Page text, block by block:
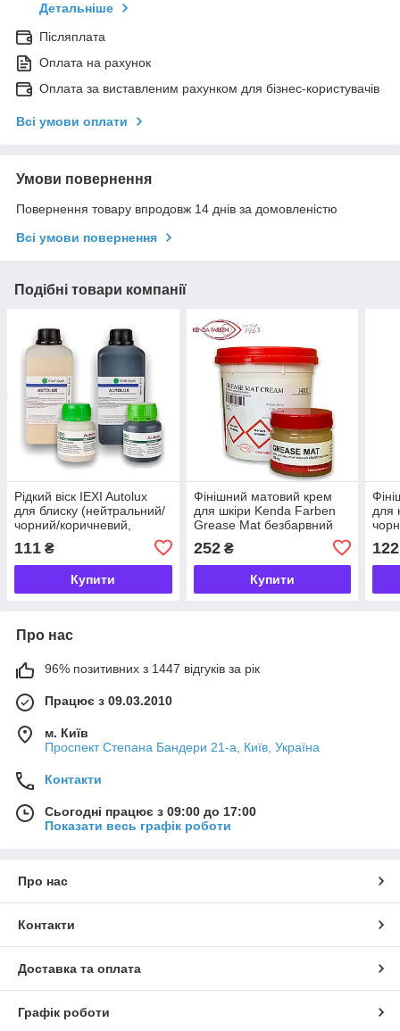
Детальніше
Післяплата
Оплата на рахунок
Оплата за виставленим рахунком для бізнес-користувачів
Всі умови оплати
Умови повернення
Повернення товару впродовж 14 днів за домовленістю
Всі умови повернення
Подібні товари компанії
Рідкий віск IEXI Autolux
для блиску (нейтральний/
чорний/коричневий,
111 ₴
Купити
Фінішний матовий крем
для шкіри Kenda Farben
Grease Mat безбарвний
252₴
Купити
для
122
Про нас
96% позитивних з 1447 відгуків за рік
Працює з 09.03.2010
м. Київ
Проспект Степана Бандери 21-а, Київ, Україна
Контакти
Сьогодні працює з 09:00 до 17:00
Показати весь графік роботи
Про нас
Контакти
Доставка та оплата
Графік роботи